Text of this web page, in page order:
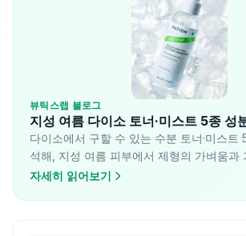
뷰틱스랩 블로그
지성 여름 다이소 토너·미스트 5종 성
다이소에서 구할 수 있는 수분 토너·미스트
석해, 지성 여름 피부에서 제형의 가벼움과
게 나뉘는지 정리했습니다. 산뜻함과 기능
자세히 읽어보기